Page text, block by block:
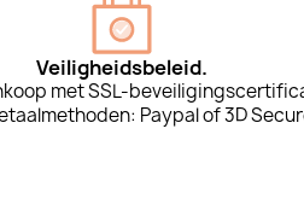
Veiligheidsbeleid.
met SSL-
Paypal of 3D